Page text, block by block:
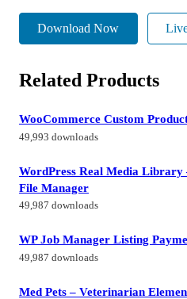
Download Now
Related Products
WooCommerce Custom
49,993 downloads
WordPress Real Media Library
File Manager
49,987 downloads
WP Job Manager Listing
49,987 downloads
Med Pets – Veterinarian